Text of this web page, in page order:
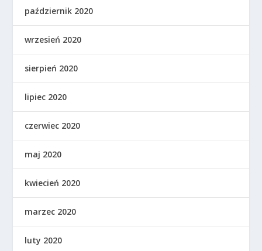
październik 2020
wrzesień 2020
sierpień 2020
lipiec 2020
czerwiec 2020
maj 2020
kwiecień 2020
marzec 2020
luty 2020